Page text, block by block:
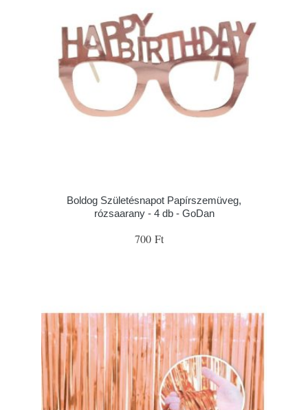
Boldog Születésnapot Papírszemüveg,
rózsaarany - 4 db - GoDan
700 Ft